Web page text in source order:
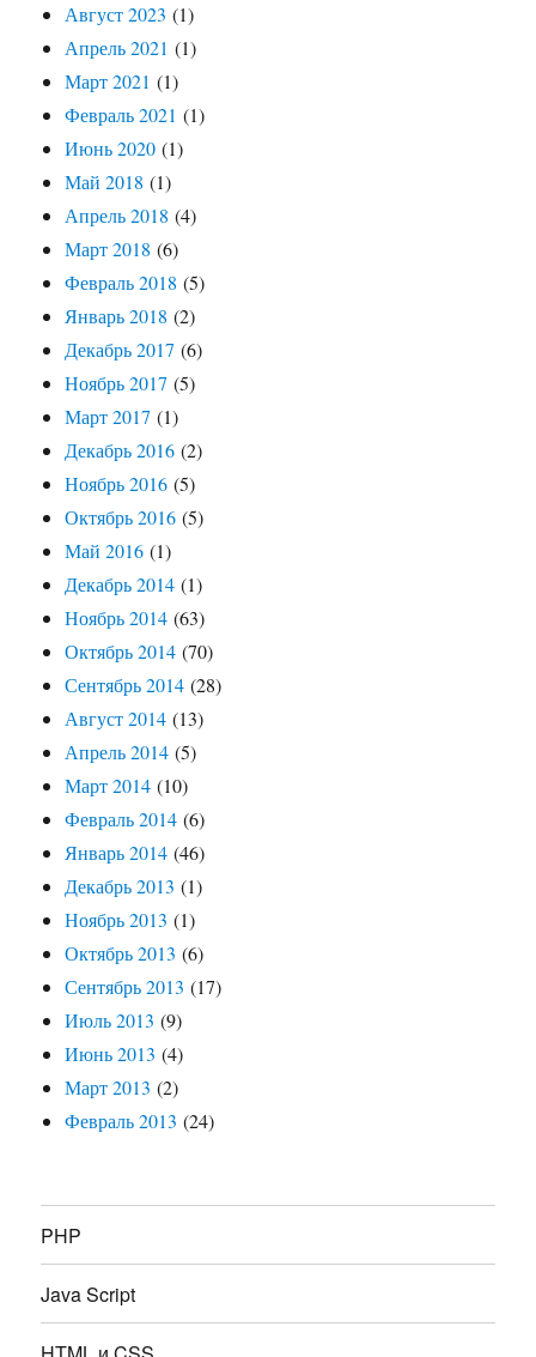
Август 2023 (1)
Апрель 2021 (1)
Март 2021 (1)
Февраль 2021 (1)
Июнь 2020 (1)
Май 2018 (1)
Апрель 2018 (4)
Март 2018 (6)
Февраль 2018 (5)
Январь 2018 (2)
Декабрь 2017 (6)
Ноябрь 2017 (5)
Март 2017 (1)
Декабрь 2016 (2)
Ноябрь 2016 (5)
Октябрь 2016 (5)
Май 2016 (1)
Декабрь 2014 (1)
Ноябрь 2014 (63)
Октябрь 2014 (70)
Сентябрь 2014 (28)
Август 2014 (13)
Апрель 2014 (5)
Март 2014 (10)
Февраль 2014 (6)
Январь 2014 (46)
Декабрь 2013 (1)
Ноябрь 2013 (1)
Октябрь 2013 (6)
Сентябрь 2013 (17)
Июль 2013 (9)
Июнь 2013 (4)
Март 2013 (2)
Февраль 2013 (24)
PHP
Java Script